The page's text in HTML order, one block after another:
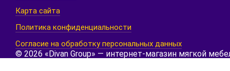
Карта сайта
Политика конфиденциальности
Согласие на обработку персональных данных
© 2026 «Divan Group» — интернет-магазин мягкой